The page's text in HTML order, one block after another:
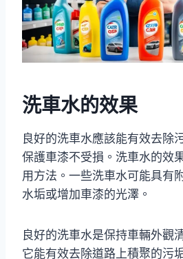
洗車水的效果
良好的洗車水應該能有效去除
保護車漆不受損。洗車水的效
用方法。一些洗車水可能具有
水垢或增加車漆的光澤。
良好的洗車水是保持車輛外觀
它能有效去除道路上積聚的污